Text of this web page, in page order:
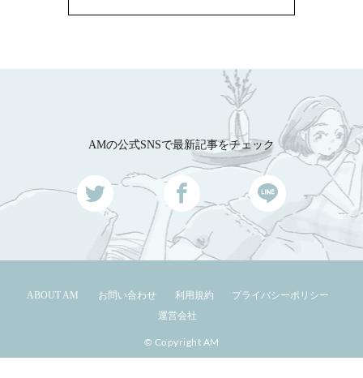
AMの公式SNSで最新記事をチェック
ABOUT AM お問い合わせ 利用規約
プライバシーポリシー
運営会社
© Copyright AM